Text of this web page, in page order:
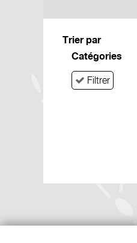
Trier par
Catégories
Filtrer